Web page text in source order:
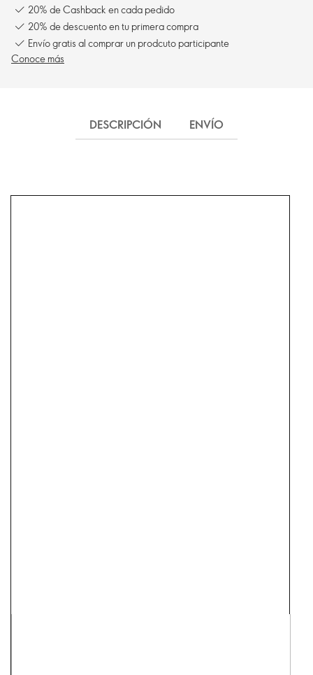
20% de Cashback en cada pedido
20% de descuento en tu primera compra
Envío gratis al comprar un prodcuto participante
Conoce más
DESCRIPCIÓN ENVÍO